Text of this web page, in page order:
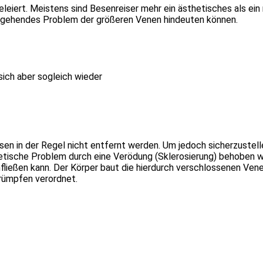
Meistens sind Besenreiser mehr ein ästhetisches als
Problem der größeren Venen hindeuten können.
aber sogleich wieder
in der Regel nicht entfernt werden. Um jedoch
Problem durch eine Verödung (Sklerosierung)
kann. Der Körper baut die hierdurch verschlossenen
verordnet.